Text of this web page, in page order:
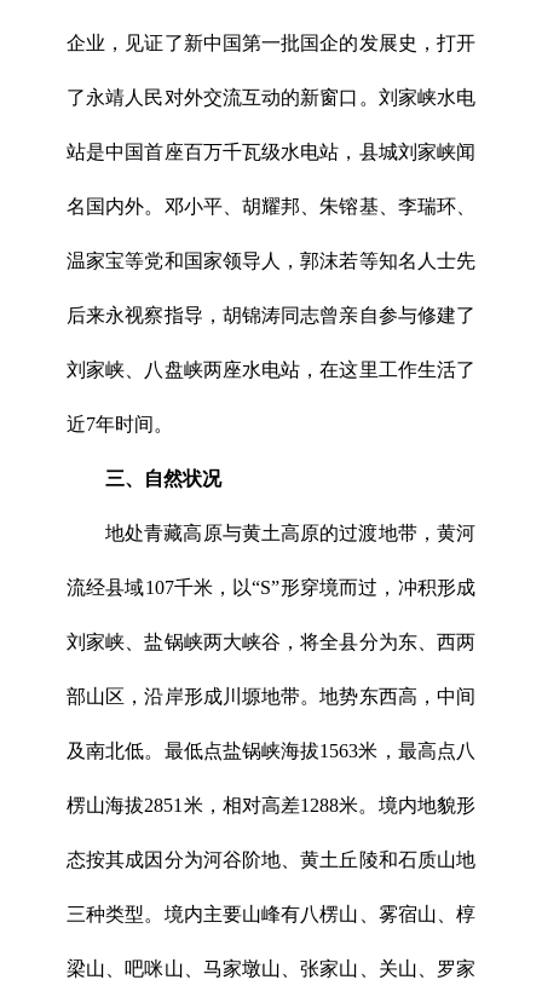
企业，见证了新中国第一批国企的发展史，打开
了永靖人民对外交流互动的新窗口。刘家峡水电
站是中国首座百万千瓦级水电站，县城刘家峡闻
名国内外。邓小平、胡耀邦、朱镕基、李瑞环、
温家宝等党和国家领导人，郭沫若等知名人士先
后来永视察指导，胡锦涛同志曾亲自参与修建了
刘家峡、八盘峡两座水电站，在这里工作生活了
近7年时间。
三、自然状况
地处青藏高原与黄土高原的过渡地带，黄河
流经县域107千米，以“S”形穿境而过，冲积形成
刘家峡、盐锅峡两大峡谷，将全县分为东、西两
部山区，沿岸形成川塬地带。地势东西高，中间
及南北低。最低点盐锅峡海拔1563米，最高点八
楞山海拔2851米，相对高差1288米。境内地貌形
态按其成因分为河谷阶地、黄土丘陵和石质山地
三种类型。境内主要山峰有八楞山、雾宿山、椁
梁山、吧咪山、马家墩山、张家山、关山、罗家